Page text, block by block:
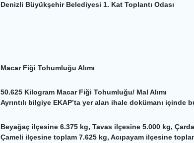
Denizli Büyükşehir Belediyesi 1. Kat Toplantı Odası
Macar Fiği Tohumluğu Alımı
50.625 Kilogram Macar Fiği Tohumluğu/ Mal Alımı
Ayrıntılı bilgiye EKAP’ta yer alan ihale dokümanı içinde
Beyağaç ilçesine 6.375 kg, Tavas ilçesine 5.000 kg,
Çameli ilçesine toplam 7.625 kg, Acıpayam ilçesine